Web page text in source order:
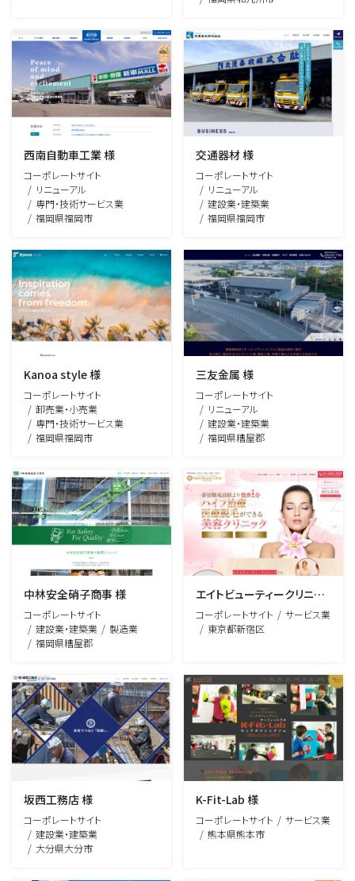
西南自動車工業 様
コーポレートサイト
リニューアル
専門・技術サービス業
福岡県福岡市
交通器材 様
コーポレートサイト
リニューアル
建設業・建築業
福岡県福岡市
Kanoa style 様
コーポレートサイト
卸売業・小売業
専門・技術サービス業
福岡県福岡市
三友金属 様
コーポレートサイト
リニューアル
建設業・建築業
福岡県糟屋郡
中林安全硝子商事 様
コーポレートサイト
建設業・建築業
製造業
福岡県糟屋郡
エイトビューティークリニック 様
コーポレートサイト
サービス業
東京都新宿区
坂西工務店 様
コーポレートサイト
建設業・建築業
大分県大分市
K-Fit-Lab 様
コーポレートサイト
サービス業
熊本県熊本市